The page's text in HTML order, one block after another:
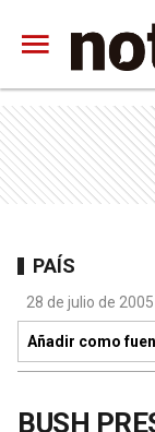
PAÍS
28 de julio de
Añadir como
BUSH